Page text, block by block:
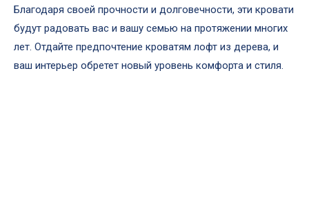
Благодаря своей прочности и долговечности, эти кровати
будут радовать вас и вашу семью на протяжении многих
лет. Отдайте предпочтение кроватям лофт из дерева, и
ваш интерьер обретет новый уровень комфорта и стиля.